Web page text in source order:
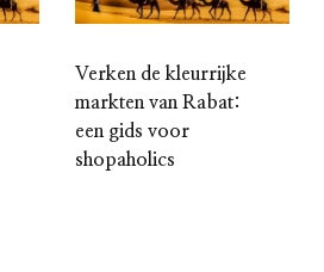
Verken de kleurrijke
markten van Rabat:
een gids voor
shopaholics